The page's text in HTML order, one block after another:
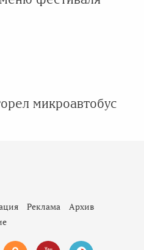
микроавтобус
Реклама
Архив